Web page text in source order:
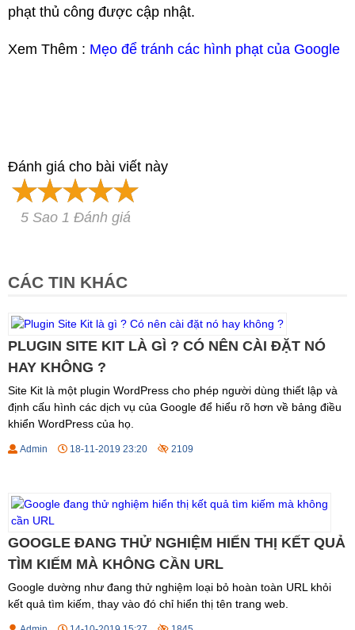
phạt thủ công được cập nhật.
Xem Thêm : Mẹo để tránh các hình phạt của Google
Đánh giá cho bài viết này
5 Sao 1 Đánh giá
CÁC TIN KHÁC
PLUGIN SITE KIT LÀ GÌ ? CÓ NÊN CÀI ĐẶT NÓ
HAY KHÔNG ?
Site Kit là một plugin WordPress cho phép người dùng thiết lập và
định cấu hình các dịch vụ của Google để hiểu rõ hơn về bảng điều
khiển WordPress của họ.
Admin 18-11-2019 23:20 2109
GOOGLE ĐANG THỬ NGHIỆM HIỂN THỊ KẾT QUẢ
TÌM KIẾM MÀ KHÔNG CẦN URL
Google dường như đang thử nghiệm loại bỏ hoàn toàn URL khỏi
kết quả tìm kiếm, thay vào đó chỉ hiển thị tên trang web.